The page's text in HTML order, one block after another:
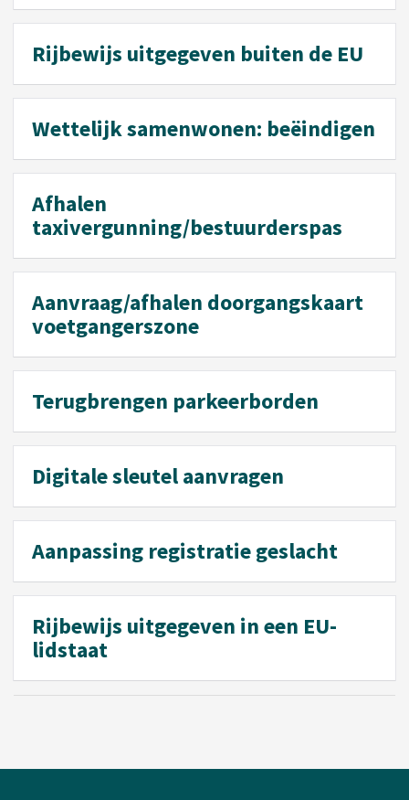
Rijbewijs uitgegeven buiten de EU
Wettelijk samenwonen: beëindigen
Afhalen
taxivergunning/bestuurderspas
Aanvraag/afhalen doorgangskaart
voetgangerszone
Terugbrengen parkeerborden
Digitale sleutel aanvragen
Aanpassing registratie geslacht
Rijbewijs uitgegeven in een EU-
lidstaat